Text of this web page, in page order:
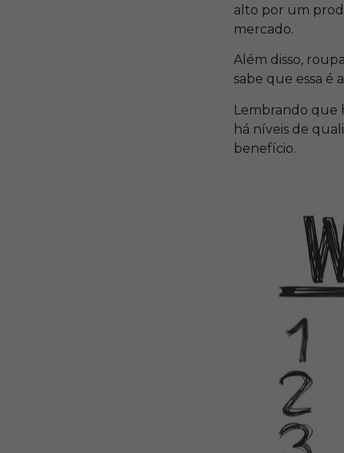
alto por um
mercado.
Além disso,
sabe que essa é
Lembrando que
há níveis de
benefício.